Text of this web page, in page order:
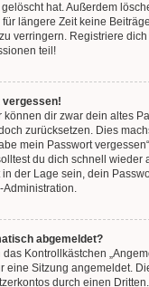
hat. Außerdem
längere Zeit keine
verringern. Registriere
teil!
vergessen!
können dir zwar dein altes
zurücksetzen. Dies
mein Passwort
du dich schnell wieder
der Lage sein, dein
abgemeldet?
Kontrollkästchen
eine Sitzung angemeldet.
durch einen